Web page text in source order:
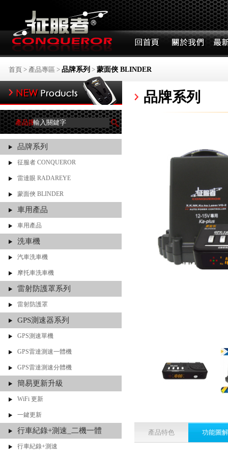
首頁 > 產品專區 > 品牌系列 > 蒙面俠 BLINDER
產品搜尋
品牌系列
征服者 CONQUEROR
雷達眼 RADAREYE
蒙面俠 BLINDER
車用產品
車用產品
洗車機
汽車洗車機
摩托車洗車機
雷射防護罩系列
雷射防護罩
GPS測速器系列
GPS測速單機
GPS雷達測速一體機
GPS雷達測速分體機
簡易更新升級
WiFi 更新
一鍵更新
行車紀錄+測速_二機一體
行車紀錄+測速
品牌系列
產品特色 功能圖解